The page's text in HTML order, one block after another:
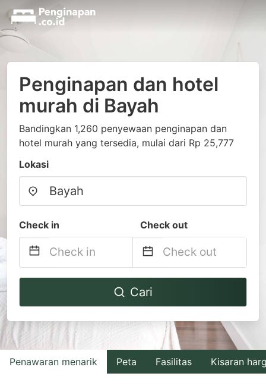
Penginapan dan hotel
murah di Bayah
Bandingkan 1,260 penyewaan penginapan dan
hotel murah yang tersedia, mulai dari Rp 25,777
Lokasi
Check in Check out
Navigate
to
interact
with
the
Navigate
to
interact
with
the
Cari
Penawaran menarik Peta Fasilitas Kisaran